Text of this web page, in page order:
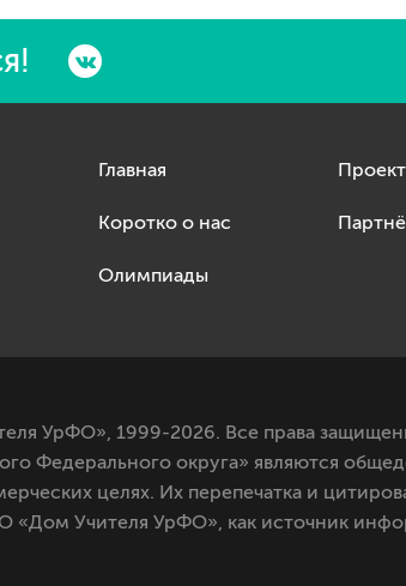
Главная
Коротко о нас
Олимпиады
УрФО», 1999-2026. Все права
Федерального округа» являются
целях. Их перепечатка и
«Дом Учителя УрФО», как источник